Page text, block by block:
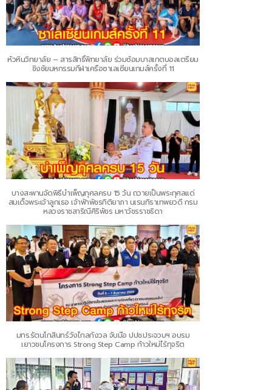
หัวหินวิทยาลัย – สารสิทธิ์พิทยาลัย ร่วมซ้อมบาสเกตบอลเตรียม
ชิงชัยมหกรรมกีฬาเครือซาเลเซียนเกมส์ครั้งที่ 11
บางสะพานจัดพิธีบำเพ็ญกุศลครบ 15 วัน ถวายเป็นพระกุศลแด่
สมเด็จพระเจ้าลูกเธอ เจ้าฟ้าพัชรกิติยาภา นเรนทิราเทพยวดี กรม
หลวงราชสาริณีศิริพัชร มหาวัชรราชธิดา
มทร.รัตนโกสินทร์วังไกลกังวล จับมือ ปปช.ประจวบฯ อบรม
เยาวชนโครงการ Strong Step Camp ก้าวใหม่ไร้ทุจริต